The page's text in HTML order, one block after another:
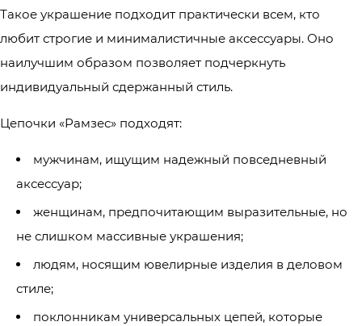
Такое украшение подходит практически всем, кто
любит строгие и минималистичные аксессуары. Оно
наилучшим образом позволяет подчеркнуть
индивидуальный сдержанный стиль.
Цепочки «Рамзес» подходят:
мужчинам, ищущим надежный повседневный
аксессуар;
женщинам, предпочитающим выразительные, но
не слишком массивные украшения;
людям, носящим ювелирные изделия в деловом
стиле;
поклонникам универсальных цепей, которые